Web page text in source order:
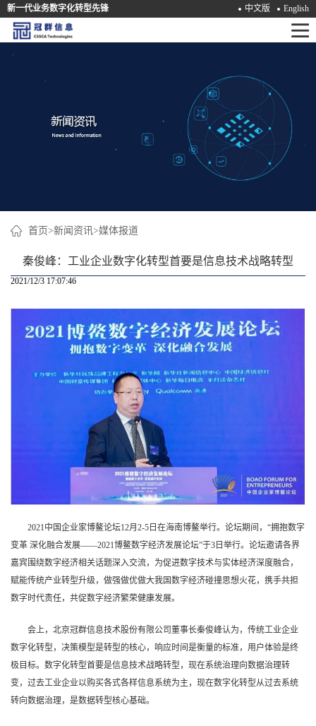
新一代业务数字化转型先锋 中文版 English
首
首页>新闻资讯>媒体报道
秦俊峰：工业企业数字化转型首要是信息技术战略转型
2021/12/3 17:07:46
2021中国企业家博鳌论坛12月2-5日在海南博鳌举行。论坛期间，“拥抱数字
变革 深化融合发展——2021博鳌数字经济发展论坛”于3日举行。论坛邀请各界
嘉宾围绕数字经济相关话题深入交流，为促进数字技术与实体经济深度融合，
赋能传统产业转型升级，做强做优做大我国数字经济碰撞思想火花，携手共担
数字时代责任，共促数字经济繁荣健康发展。
会上，北京冠群信息技术股份有限公司董事长秦俊峰认为，传统工业企业
数字化转型，决策模型是转型的核心，响应时间是衡量的标准，用户体验是终
极目标。数字化转型首要是信息技术战略转型，现在系统治理向数据治理转
变，过去工业企业以购买各式各样信息系统为主，现在数字化转型从过去系统
转向数据治理，是数据转型核心基础。